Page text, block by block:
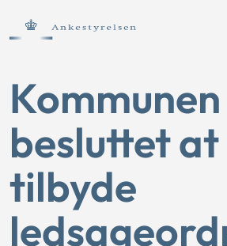
besluttet at
tilbyde